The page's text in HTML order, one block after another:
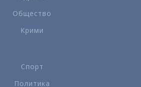
Общество
Крими
Спорт
Политика